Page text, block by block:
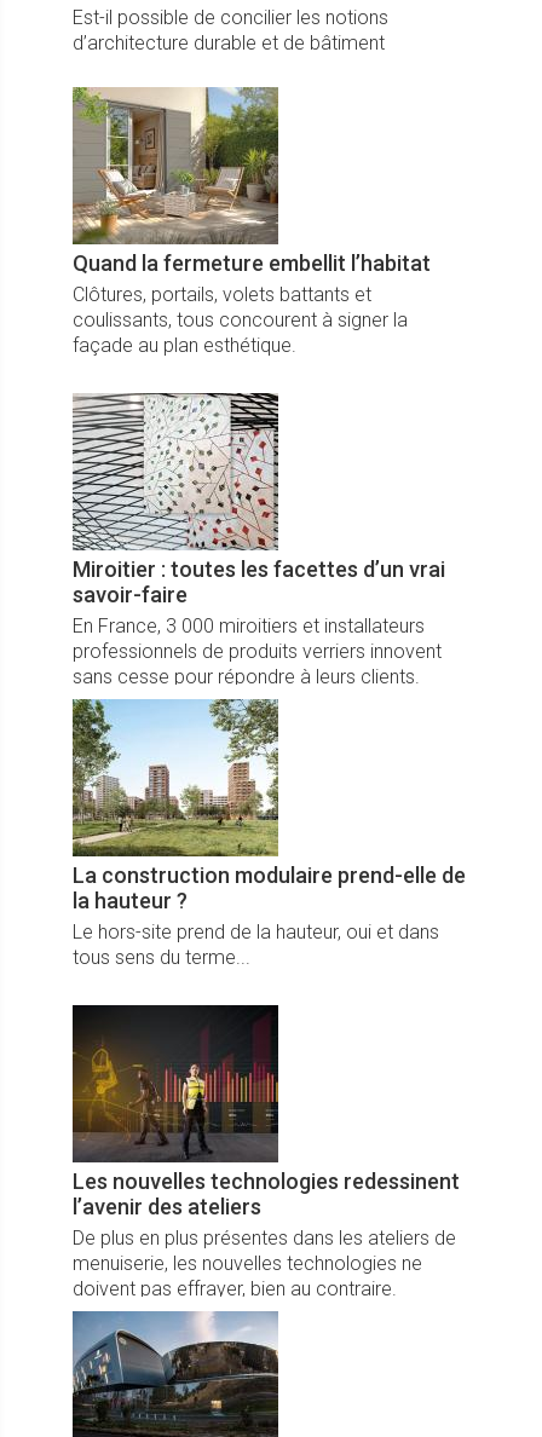
Est-il possible de concilier les notions
d’architecture durable et de bâtiment
Quand la fermeture embellit l’habitat
Clôtures, portails, volets battants et
coulissants, tous concourent à signer la
façade au plan esthétique.
Miroitier : toutes les facettes d’un vrai
savoir-faire
En France, 3 000 miroitiers et installateurs
professionnels de produits verriers innovent
sans cesse pour répondre à leurs clients.
La construction modulaire prend-elle de
la hauteur ?
Le hors-site prend de la hauteur, oui et dans
tous sens du terme...
Les nouvelles technologies redessinent
l’avenir des ateliers
De plus en plus présentes dans les ateliers de
menuiserie, les nouvelles technologies ne
doivent pas effrayer, bien au contraire.